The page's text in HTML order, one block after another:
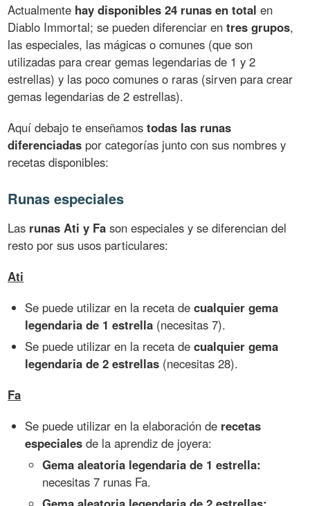
Actualmente hay disponibles 24 runas en total en
Diablo Immortal; se pueden diferenciar entres grupos,
las especiales, las mágicas o comunes (que son
utilizadas para crear gemas legendarias de 1 y 2
estrellas) y las poco comunes o raras (sirven para crear
gemas legendarias de 2 estrellas).
Aquí debajo te enseñamostodas las runas
diferenciadas por categorías junto con sus nombres y
recetas disponibles:
Runas especiales
Las runas Ati y Fa son especiales y se diferencian del
resto por sus usos particulares:
Ati
Se puede utilizar en la receta decualquier gema
legendaria de 1 estrella (necesitas 7).
Se puede utilizar en la receta decualquier gema
legendaria de 2 estrellas (necesitas 28).
Fa
Se puede utilizar en la elaboración de recetas
especiales de la aprendiz de joyera:
Gema aleatoria legendaria de 1 estrella:
necesitas 7 runas Fa.